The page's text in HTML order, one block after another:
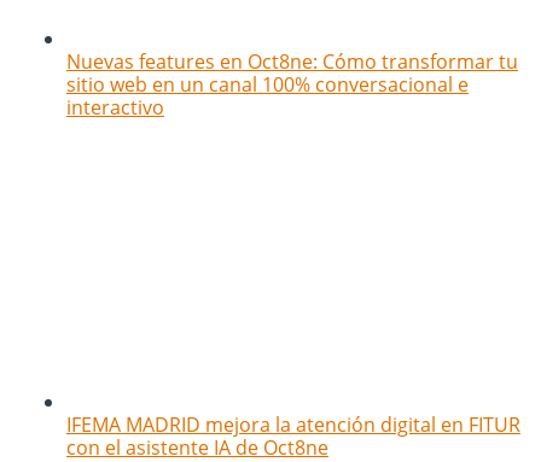
Nuevas features en Oct8ne: Cómo transformar tu
sitio web en un canal 100% conversacional e
interactivo
IFEMA MADRID mejora la atención digital en FITUR
con el asistente IA de Oct8ne